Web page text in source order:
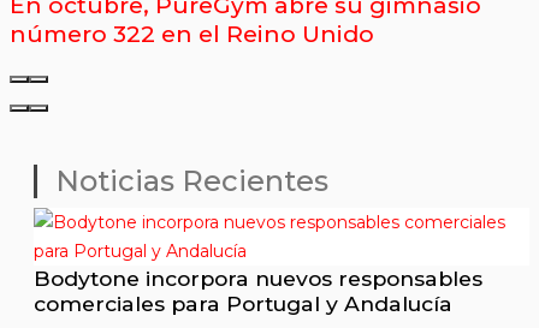
En octubre, PureGym abre su gimnasio
número 322 en el Reino Unido
Noticias Recientes
Bodytone incorpora nuevos responsables
comerciales para Portugal y Andalucía